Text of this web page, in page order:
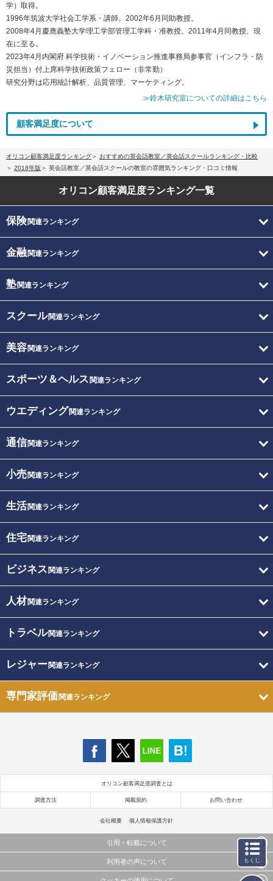
学）取得。
1996年筑波大学社会工学系・講師。2002年6月同助教授。
2008年4月慶應義塾大学理工学部管理工学科・准教授。2011年4月同教授、現
在に至る。
2023年4月内閣府 科学技術・イノベーション推進事務局参事官（インフラ・防
災担当）付上席科学技術政策フェロー（非常勤）
研究分野は応用統計解析、品質管理、マーケティング。
≫鈴木研究室についての詳細はこちら
顧客満足度について
オリコン顧客満足度ランキング
おすすめの英会話教室／英会話スクールランキング・比較
2018年版
英会話教室／英会話スクールの教室の雰囲気ランキング・口コミ情報
オリコン顧客満足度ランキング一覧
保険関連ランキング
金融関連ランキング
塾関連ランキング
スクール関連ランキング
美容関連ランキング
スポーツ＆ヘルス 関連ランキング
ウエディング関連ランキング
通信関連ランキング
小売関連ランキング
生活関連ランキング
住宅関連ランキング
ビジネス 関連ランキング
人材関連ランキング
トラベル関連ランキング
レジャー関連ランキング
専門家評価関連ランキング
オリコン顧客満足度調査とは
調査方法 掲載規約 お問い合わせ
会社概要 個人情報保護方針
引用・転載について
当サイトで公開されている情報（文字、写真、イラスト、画像データ等）及びこれらの配置・
利用者の声について もくじ